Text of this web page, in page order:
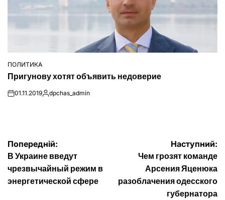
ОПУБЛІКУВАТИ
ПОЛИТИКА
Пригунову хотят объявить недоверие
on01.11.2019Опубліковано
dpchas_admin
Навігація
записів
Попередній:
В Украине введут
чрезвычайный режим в
энергетической сфере
Наступний:
Чем грозят команде
Арсения Яценюка
разоблачения одесского
губернатора